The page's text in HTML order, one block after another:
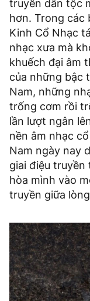
truyền dân tộc
hơn. Trong các
Kinh Cổ Nhạc
nhạc xưa mà
khuếch đại âm
của những bậc
Nam, những
trống cơm rồi
lần lượt ngân
nền âm nhạc
Nam ngày nay
giai điệu
hòa mình vào
truyền giữa